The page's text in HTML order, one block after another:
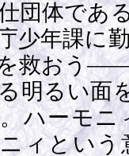
団体であ
少年課に
救おう
明るい面
ハーモニ
ィという